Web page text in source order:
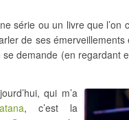
série ou un livre que
de ses émerveillements
demande (en regardant
qui m’a
, c’est la